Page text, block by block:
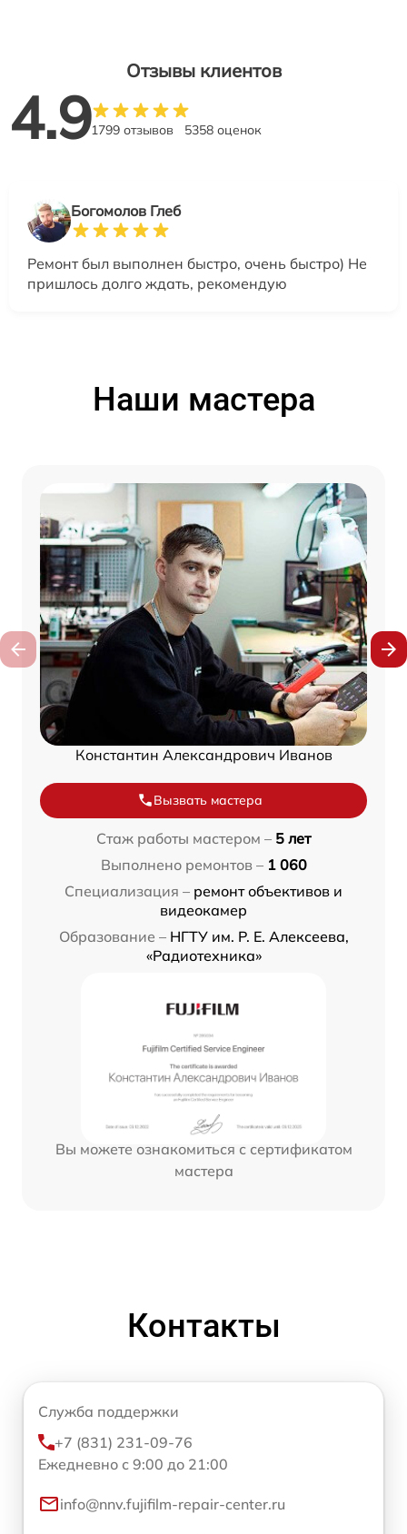
Отзывы клиентов
4.91799 отзывов 5358 оценок
Богомолов Глеб
Ремонт был выполнен быстро, очень быстро) Не
пришлось долго ждать, рекомендую
Наши мастера
Константин Александрович Иванов
Вызвать мастера
Стаж работы мастером – 5 лет
Выполнено ремонтов – 1 060
Специализация – ремонт объективов и
видеокамер
Образование – НГТУ им. Р. Е. Алексеева,
«Радиотехника»
Вы можете ознакомиться с сертификатом
мастера
Контакты
Служба поддержки
+7 (831) 231-09-76
Ежедневно с 9:00 до 21:00
info@nnv.fujifilm-repair-center.ru